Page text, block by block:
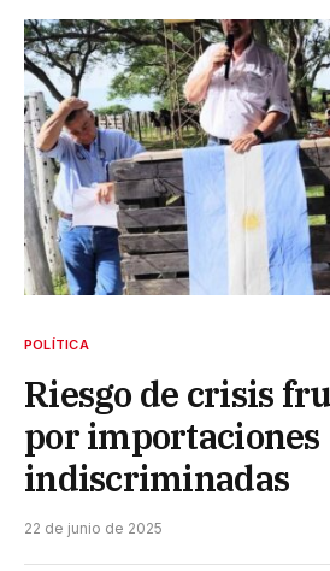
POLÍTICA
Riesgo de crisis
por importaciones
indiscriminadas
22 de junio de 2025